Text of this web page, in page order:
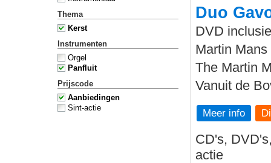
Thema
Kerst
Instrumenten
Orgel
Panfluit
Prijscode
Aanbiedingen
Sint-actie
Duo
DVD
Martin
The Martin
Vanuit de
Meer info
CD's,
actie